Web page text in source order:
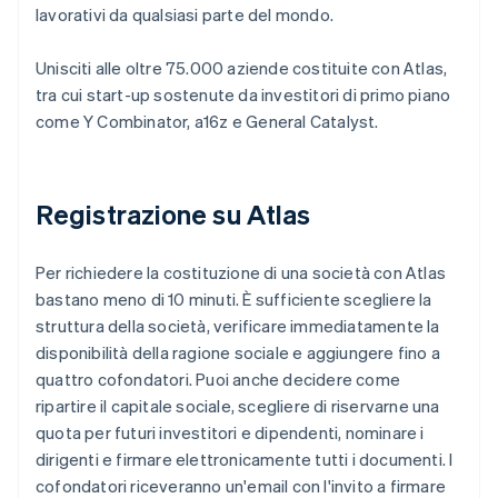
lavorativi da qualsiasi parte del mondo.
Unisciti alle oltre 75.000 aziende costituite con Atlas,
tra cui start-up sostenute da investitori di primo piano
come Y Combinator, a16z e General Catalyst.
Registrazione su Atlas
Per richiedere la costituzione di una società con Atlas
bastano meno di 10 minuti. È sufficiente scegliere la
struttura della società, verificare immediatamente la
disponibilità della ragione sociale e aggiungere fino a
quattro cofondatori. Puoi anche decidere come
ripartire il capitale sociale, scegliere di riservarne una
quota per futuri investitori e dipendenti, nominare i
dirigenti e firmare elettronicamente tutti i documenti. I
cofondatori riceveranno un'email con l'invito a firmare